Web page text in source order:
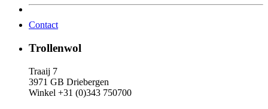
Contact
Trollenwol
Traaij 7
3971 GB Driebergen
Winkel +31 (0)343 750700